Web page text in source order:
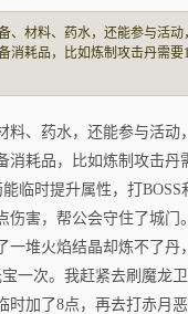
、材料、药水，还能参与活
消耗品，比如炼制攻击丹需
提升属性，打BOSS和PK时
公会守住了
料、药水，还能参与活
耗品，比如炼制攻击丹
临时提升属性，打
伤害，帮公会守住了城门
堆火焰结晶却炼不了丹
一次。我赶紧去刷魔龙
时加了8点，再去打赤月